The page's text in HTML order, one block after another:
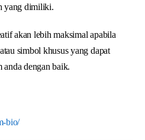
yang dimiliki.
akan lebih maksimal apabila
simbol khusus yang dapat
anda dengan baik.
bio/